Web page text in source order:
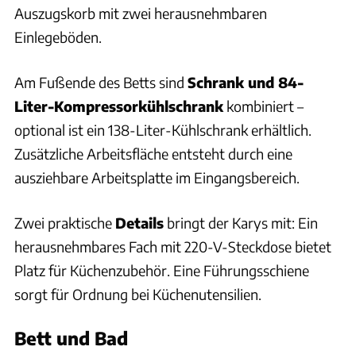
Auszugskorb mit zwei herausnehmbaren
Einlegeböden.
Am Fußende des Betts sind Schrank und 84-
Liter-Kompressorkühlschrank kombiniert –
optional ist ein 138-Liter-Kühlschrank erhältlich.
Zusätzliche Arbeitsfläche entsteht durch eine
ausziehbare Arbeitsplatte im Eingangsbereich.
Zwei praktische Details bringt der Karys mit: Ein
herausnehmbares Fach mit 220-V-Steckdose bietet
Platz für Küchenzubehör. Eine Führungsschiene
sorgt für Ordnung bei Küchenutensilien.
Bett und Bad